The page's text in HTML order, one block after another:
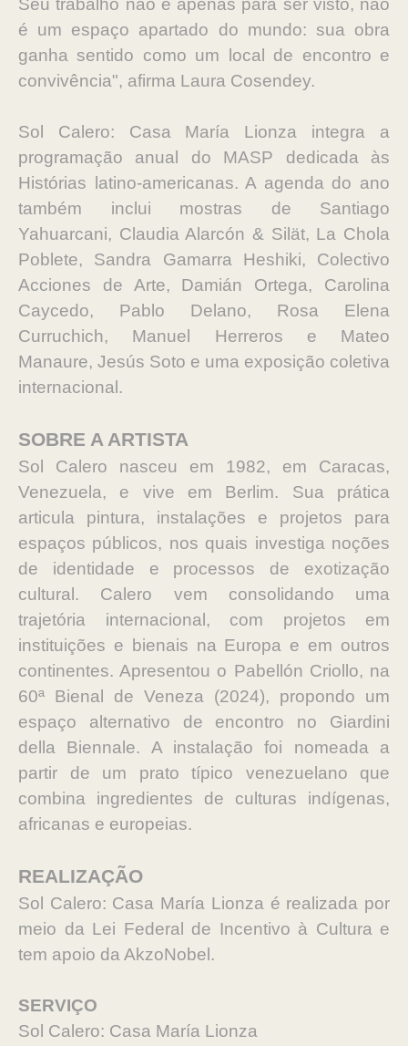
Seu trabalho não é apenas para ser visto, não
é um espaço apartado do mundo: sua obra
ganha sentido como um local de encontro e
convivência", afirma Laura Cosendey.
Sol Calero: Casa María Lionza integra a
programação anual do MASP dedicada às
Histórias latino-americanas. A agenda do ano
também inclui mostras de Santiago
Yahuarcani, Claudia Alarcón & Silät, La Chola
Poblete, Sandra Gamarra Heshiki, Colectivo
Acciones de Arte, Damián Ortega, Carolina
Caycedo, Pablo Delano, Rosa Elena
Curruchich, Manuel Herreros e Mateo
Manaure, Jesús Soto e uma exposição coletiva
internacional.
SOBRE A ARTISTA
Sol Calero nasceu em 1982, em Caracas,
Venezuela, e vive em Berlim. Sua prática
articula pintura, instalações e projetos para
espaços públicos, nos quais investiga noções
de identidade e processos de exotização
cultural. Calero vem consolidando uma
trajetória internacional, com projetos em
instituições e bienais na Europa e em outros
continentes. Apresentou o Pabellón Criollo, na
60ª Bienal de Veneza (2024), propondo um
espaço alternativo de encontro no Giardini
della Biennale. A instalação foi nomeada a
partir de um prato típico venezuelano que
combina ingredientes de culturas indígenas,
africanas e europeias.
REALIZAÇÃO
Sol Calero: Casa María Lionza é realizada por
meio da Lei Federal de Incentivo à Cultura e
tem apoio da AkzoNobel.
SERVIÇO
Sol Calero: Casa María Lionza